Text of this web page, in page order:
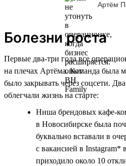
Артём
Болезни роста
Первые два-три года все
на плечах Артёма. Команда была
было закрывать через соцсети.
облегчали жизнь на старте:
Ниша брендовых кафе-
в Новосибирске была
буквально вставали в
с вакансией в Instagram*
приходило около 10